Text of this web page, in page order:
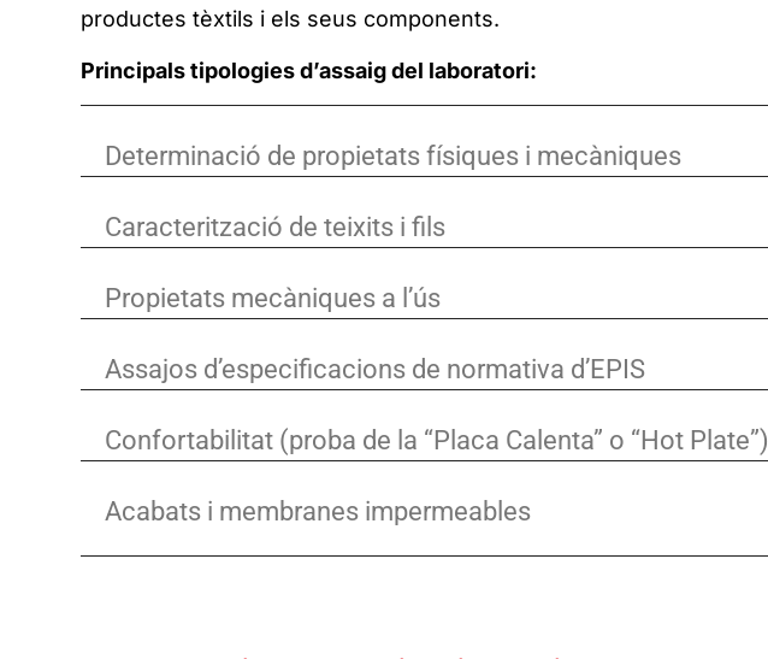
productes tèxtils i els seus components.
Principals tipologies d’assaig del laboratori:
Determinació de propietats físiques i mecàniques
Caracterització de teixits i fils
Propietats mecàniques a l’ús
Assajos d’especificacions de normativa d’EPIS
Confortabilitat (proba de la “Placa Calenta” o “Hot Plate”)
Acabats i membranes impermeables